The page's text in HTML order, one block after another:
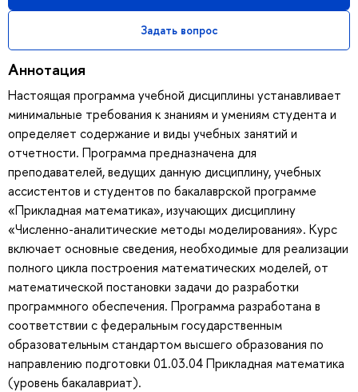
Задать вопрос
Аннотация
Настоящая программа учебной дисциплины устанавливает
минимальные требования к знаниям и умениям студента и
определяет содержание и виды учебных занятий и
отчетности. Программа предназначена для
преподавателей, ведущих данную дисциплину, учебных
ассистентов и студентов по бакалаврской программе
«Прикладная математика», изучающих дисциплину
«Численно-аналитические методы моделирования». Курс
включает основные сведения, необходимые для реализации
полного цикла построения математических моделей, от
математической постановки задачи до разработки
программного обеспечения. Программа разработана в
соответствии с федеральным государственным
образовательным стандартом высшего образования по
направлению подготовки 01.03.04 Прикладная математика
(уровень бакалавриат).